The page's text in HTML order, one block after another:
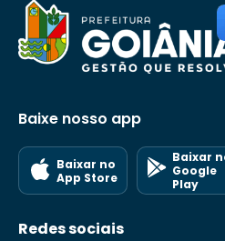
Baixe nosso app
Baixar no
App Store
Baixar
Google
Play
Redes sociais